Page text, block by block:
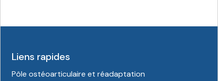
Liens rapides
Pôle ostéoarticulaire et réadaptation